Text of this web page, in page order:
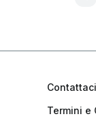
Contattaci
Termini e